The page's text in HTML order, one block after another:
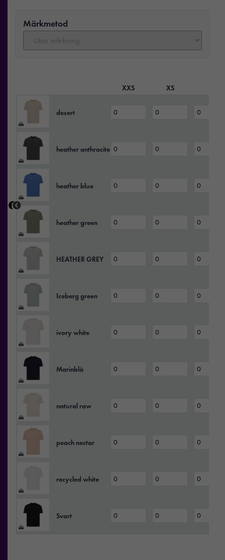
Märkmetod
XXS XS
desert
heather anthracite
heather blue
heather green
HEATHER GREY
Iceberg green
ivory white
Marinblå
natural raw
peach nectar
recycled white
Svart